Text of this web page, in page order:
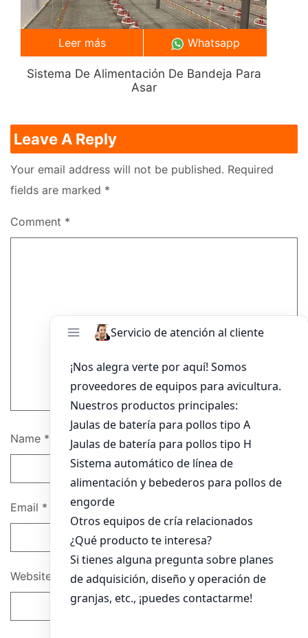
Sistema De Alimentación De Bandeja Para
Asar
Leer más Whatsapp
Leave A Reply
Your email address will not be published. Required
fields are marked *
Comment *
Name *
Email *
Website